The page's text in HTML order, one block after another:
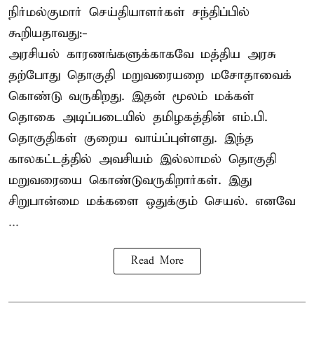
நிர்மல்குமார் செய்தியாளர்கள் சந்திப்பில்
கூறியதாவது:-
அரசியல் காரணங்களுக்காகவே மத்திய அரசு
தற்போது தொகுதி மறுவரையறை மசோதாவைக்
கொண்டு வருகிறது. இதன் மூலம் மக்கள்
தொகை அடிப்படையில் தமிழகத்தின் எம்.பி.
தொகுதிகள் குறைய வாய்ப்புள்ளது. இந்த
காலகட்டத்தில் அவசியம் இல்லாமல் தொகுதி
மறுவரையை கொண்டுவருகிறார்கள். இது
சிறுபான்மை மக்களை ஒதுக்கும் செயல். எனவே
...
Read More